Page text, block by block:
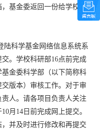
基金委返回一份给学校存
陆科学基金网络信息系统系
。学校科研部16点前完成
金委科学部（以下简称科
版本）审核工作。对于审
人。请各项目负责人关注
10月 14 日前完成网上提交。
并及时进行修改和再提交